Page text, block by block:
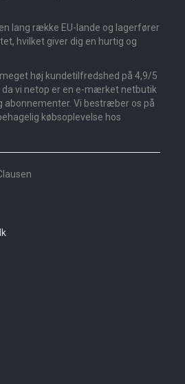
lang række EU-lande og lagerfører
hvilket giver dig en hurtig og
høj kundetilfredshed på 4,9/5
vi netop er en e-mærket netbutik
abonnementer. Vi bestræber os på
købsoplevelse hos